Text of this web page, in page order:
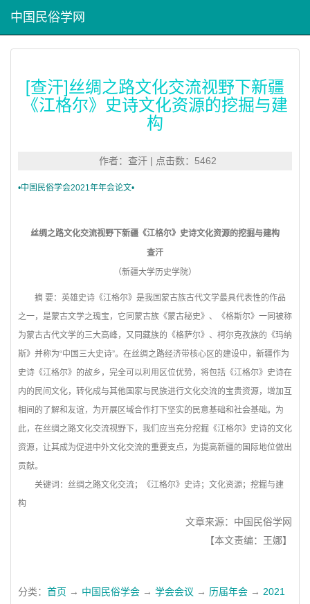
中国民俗学网
[查汗]丝绸之路文化交流视野下新疆
《江格尔》史诗文化资源的挖掘与建
构
作者：查汗 | 点击数：5462
•中国民俗学会2021年年会论文•
丝绸之路文化交流视野下新疆《江格尔》史诗文化资源的挖掘与建构
查汗
（新疆大学历史学院）
摘 要：英雄史诗《江格尔》是我国蒙古族古代文学最具代表性的作品
之一，是蒙古文学之瑰宝，它同蒙古族《蒙古秘史》、《格斯尔》一同被称
为蒙古古代文学的三大高峰，又同藏族的《格萨尔》、柯尔克孜族的《玛纳
斯》并称为“中国三大史诗”。在丝绸之路经济带核心区的建设中，新疆作为
史诗《江格尔》的故乡，完全可以利用区位优势，将包括《江格尔》史诗在
内的民间文化，转化成与其他国家与民族进行文化交流的宝贵资源，增加互
相间的了解和友谊，为开展区域合作打下坚实的民意基础和社会基础。为
此，在丝绸之路文化交流视野下，我们应当充分挖掘《江格尔》史诗的文化
资源，让其成为促进中外文化交流的重要支点，为提高新疆的国际地位做出
贡献。
关键词： 丝绸之路文化交流；《江格尔》史诗；文化资源；挖掘与建
构
文章来源：中国民俗学网
【本文责编：王娜】
分类： 首页 → 中国民俗学会 → 学会会议 → 历届年会 → 2021